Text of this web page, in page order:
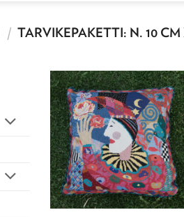
/ TARVIKEPAKETTI: N. 10